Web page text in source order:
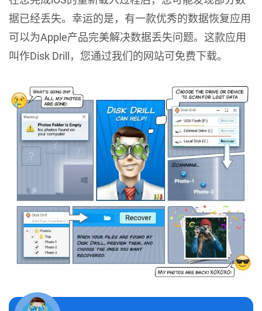
据已经丢失。幸运的是，有一款优秀的数据恢复应用
可以为Apple产品完美解决数据丢失问题。这款应用
叫作Disk Drill，您通过我们的网站可免费下载。